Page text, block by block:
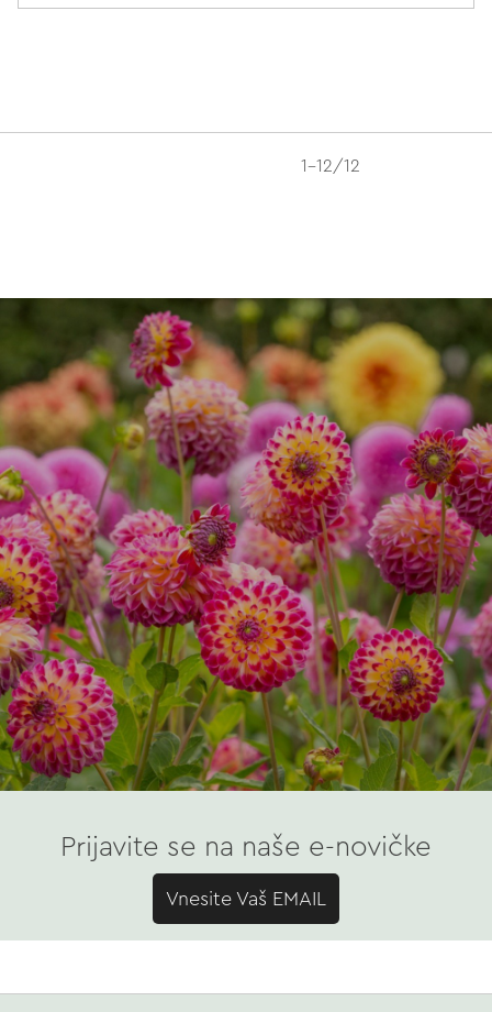
1-12/12
Prijavite se na naše e-novičke
Vnesite Vaš EMAIL